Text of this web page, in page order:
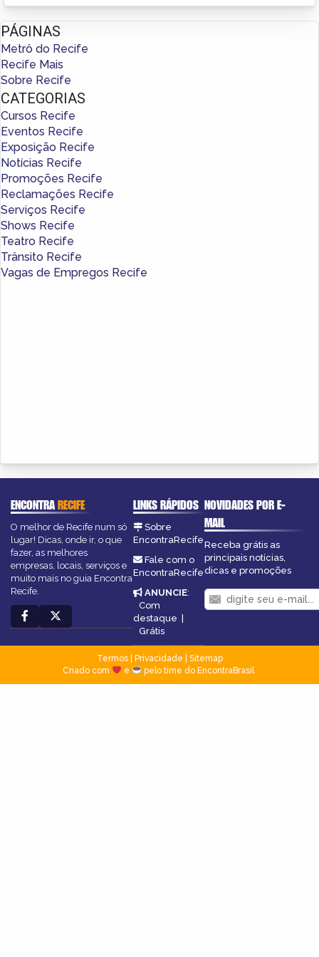
PÁGINAS
Metrô do Recife
Recife Mais
Sobre Recife
CATEGORIAS
Cursos Recife
Eventos Recife
Exposição Recife
Notícias Recife
Promoções Recife
Reclamações Recife
Serviços Recife
Shows Recife
Teatro Recife
Trânsito Recife
Vagas de Empregos Recife
ENCONTRARECIFE
O melhor de Recife num só
lugar! Dicas, onde ir, o que
fazer, as melhores
empresas, locais, serviços e
muito mais no guia Encontra
Recife.
LINKS RÁPIDOS
Sobre
EncontraRecife
Fale com o
EncontraRecife
ANUNCIE:
Com
destaque
Grátis
NOVIDADES POR E-
MAIL
Receba grátis as
principais notícias,
dicas e promoções
Termos| Privacidade
Sitemap
Criado com
e pelo time do EncontraBrasil